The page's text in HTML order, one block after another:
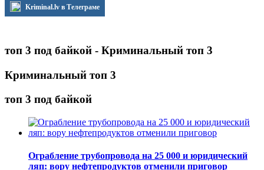
Kriminal.lv в Телеграме
топ 3 под байкой - Криминальный топ 3
Криминальный топ 3
топ 3 под байкой
Ограбление трубопровода на 25 000 и юридический
ляп: вору нефтепродуктов отменили приговор